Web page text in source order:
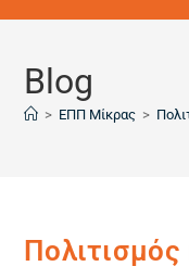
Blog
> ΕΠΠ Μίκρας >
Πολιτισμός